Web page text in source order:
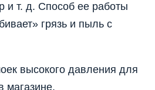
и т. д. Способ ее работы
грязь и пыль с
высокого давления для
магазине.